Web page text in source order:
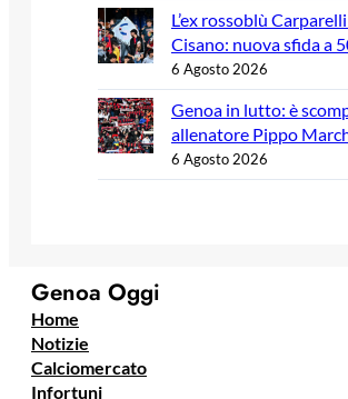
L’ex rossoblù
Cisano: nuova sfida a
6 Agosto 2026
Genoa in lutto: è
allenatore Pippo
6 Agosto 2026
Genoa Oggi
Home
Notizie
Calciomercato
Infortuni